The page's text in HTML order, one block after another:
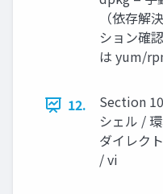
（依存解
ション確
は yum/
12.
Section
シェル /
ダイレク
/ vi